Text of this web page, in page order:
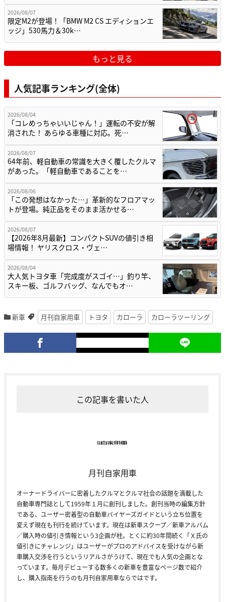
2026/08/07
限定M2が登場！「BMW M2 CS エディションエ
ッジ」530馬力＆30k…
もっと見る
人気記事ランキング(全体)
2026/08/04
「コレめっちゃいいじゃん！」運転の不安が解
消された！ あらゆる車種に対応。死…
2026/08/07
64年前、軽自動車の常識を大きく覆したクルマ
があった。「軽自動車であることを…
2026/08/06
「この発想はなかった…」革新的なフロアマッ
トが登場。純正品をそのまま活かせる…
2026/08/07
【2026年8月最新】コンパクトSUVの値引き相
場情報！ ヤリスクロス・ヴェ…
2026/08/04
大人気トヨタ車「完成度がスゴイ…」釣り竿、
スキー板、ゴルフバッグ、なんでもオ…
新車 月刊自家用車 トヨタ カローラ カローラツーリング
この記事を書いた人
月刊自家用車
オーナードライバーに密着したクルマとクルマ社会の話題を満載した
自動車専門誌として1959年１月に創刊しました。創刊当時の編集方針
である、ユーザー密着型の自動車バイヤーズガイドという立ち位置を
変えず現在も刊行を続けています。現在は新車スクープ／新車アルバム
／購入時の値引き情報という3企画が柱。とくに約30年間続く「Ｘ氏の
値引きにチャレンジ」はユーザーがプロのアドバイスを受けながら新
車購入交渉を行うというリアルさがうけて、現在でも人気の企画とな
っています。毎月デビューする数多くの新車を豊富なページ数で紹介
し、購入指南を行うのも月刊自家用車ならではです。